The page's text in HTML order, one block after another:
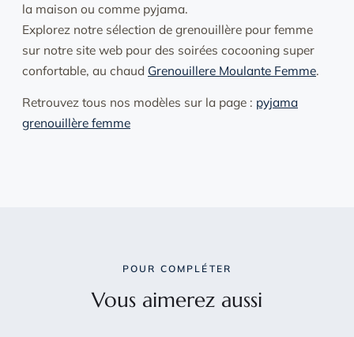
la maison ou comme pyjama.
Explorez notre sélection de grenouillère pour femme
sur notre site web pour des soirées cocooning super
confortable, au chaud Grenouillere Moulante Femme.
Retrouvez tous nos modèles sur la page : pyjama
grenouillère femme
POUR COMPLÉTER
Vous aimerez aussi